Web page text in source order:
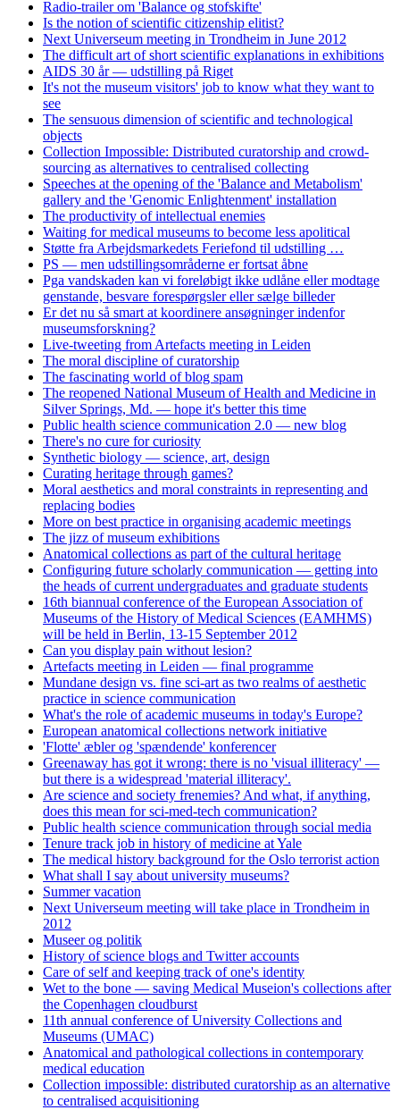
Radio-trailer om 'Balance og stofskifte'
Is the notion of scientific citizenship elitist?
Next Universeum meeting in Trondheim in June 2012
The difficult art of short scientific explanations in exhibitions
AIDS 30 år — udstilling på Riget
It's not the museum visitors' job to know what they want to
see
The sensuous dimension of scientific and technological
objects
Collection Impossible: Distributed curatorship and crowd-
sourcing as alternatives to centralised collecting
Speeches at the opening of the 'Balance and Metabolism'
gallery and the 'Genomic Enlightenment' installation
The productivity of intellectual enemies
Waiting for medical museums to become less apolitical
Støtte fra Arbejdsmarkedets Feriefond til udstilling …
PS — men udstillingsområderne er fortsat åbne
Pga vandskaden kan vi foreløbigt ikke udlåne eller modtage
genstande, besvare forespørgsler eller sælge billeder
Er det nu så smart at koordinere ansøgninger indenfor
museumsforskning?
Live-tweeting from Artefacts meeting in Leiden
The moral discipline of curatorship
The fascinating world of blog spam
The reopened National Museum of Health and Medicine in
Silver Springs, Md. — hope it's better this time
Public health science communication 2.0 — new blog
There's no cure for curiosity
Synthetic biology — science, art, design
Curating heritage through games?
Moral aesthetics and moral constraints in representing and
replacing bodies
More on best practice in organising academic meetings
The jizz of museum exhibitions
Anatomical collections as part of the cultural heritage
Configuring future scholarly communication — getting into
the heads of current undergraduates and graduate students
16th biannual conference of the European Association of
Museums of the History of Medical Sciences (EAMHMS)
will be held in Berlin, 13-15 September 2012
Can you display pain without lesion?
Artefacts meeting in Leiden — final programme
Mundane design vs. fine sci-art as two realms of aesthetic
practice in science communication
What's the role of academic museums in today's Europe?
European anatomical collections network initiative
'Flotte' æbler og 'spændende' konferencer
Greenaway has got it wrong: there is no 'visual illiteracy' —
but there is a widespread 'material illiteracy'.
Are science and society frenemies? And what, if anything,
does this mean for sci-med-tech communication?
Public health science communication through social media
Tenure track job in history of medicine at Yale
The medical history background for the Oslo terrorist action
What shall I say about university museums?
Summer vacation
Next Universeum meeting will take place in Trondheim in
2012
Museer og politik
History of science blogs and Twitter accounts
Care of self and keeping track of one's identity
Wet to the bone — saving Medical Museion's collections after
the Copenhagen cloudburst
11th annual conference of University Collections and
Museums (UMAC)
Anatomical and pathological collections in contemporary
medical education
Collection impossible: distributed curatorship as an alternative
to centralised acquisitioning